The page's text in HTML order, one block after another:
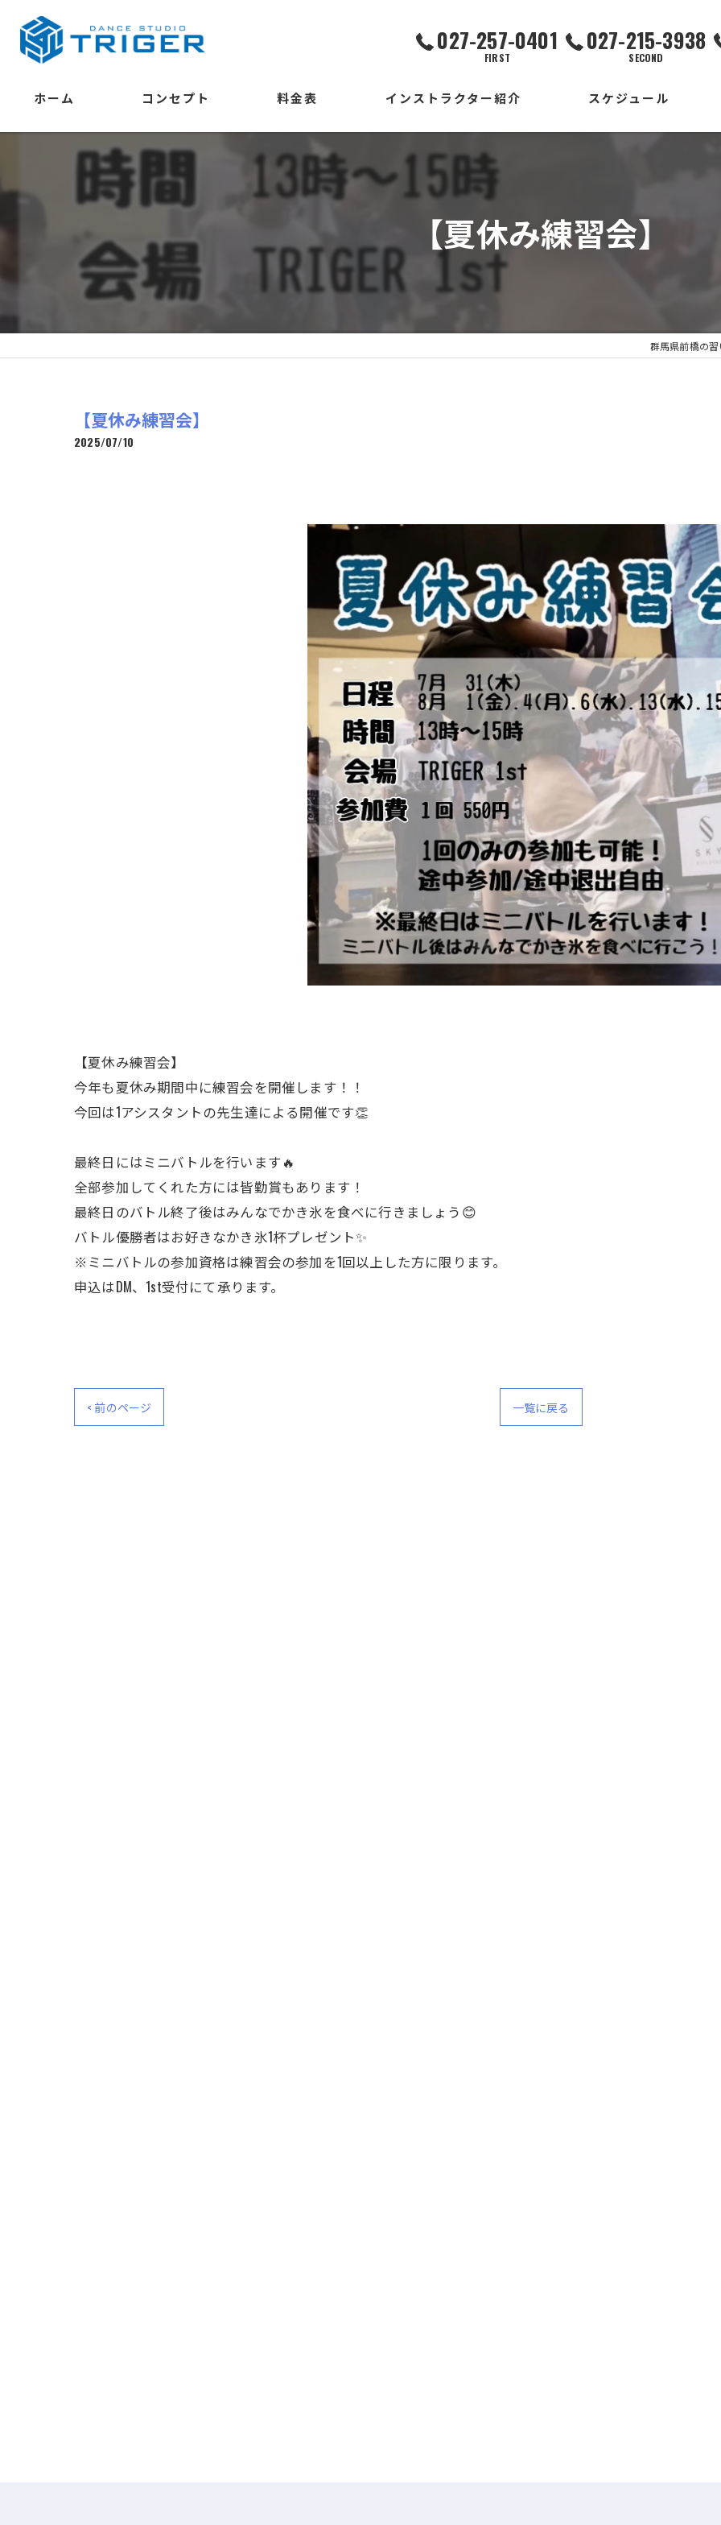
027-257-0401
FIRST
027-215-3938
SECOND
ホーム コンセプト
学べること
料金表 インストラクター紹介 スケジュール
THIRD校
【夏休み練習会】
群馬県前橋の習
【夏休み練習会】
2025/07/10
【夏休み練習会】
今年も夏休み期間中に練習会を開催します！！
今回は1アシスタントの先生達による開催です👏
最終日にはミニバトルを行います🔥
全部参加してくれた方には皆勤賞もあります！
最終日のバトル終了後はみんなでかき氷を食べに行きましょう😊
バトル優勝者はお好きなかき氷1杯プレゼント✨
※ミニバトルの参加資格は練習会の参加を1回以上した方に限ります。
申込はDM、1st受付にて承ります。
< 前のページ 一覧に戻る